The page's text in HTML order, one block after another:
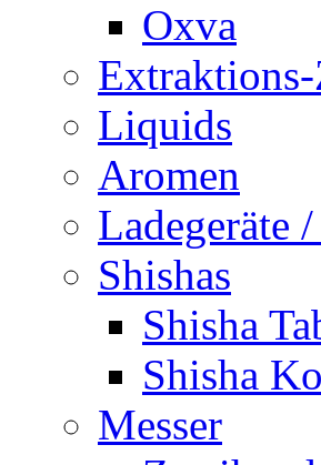
Oxva
Liquids
Aromen
Ladegeräte
Shishas
Shisha
Shisha
Messer